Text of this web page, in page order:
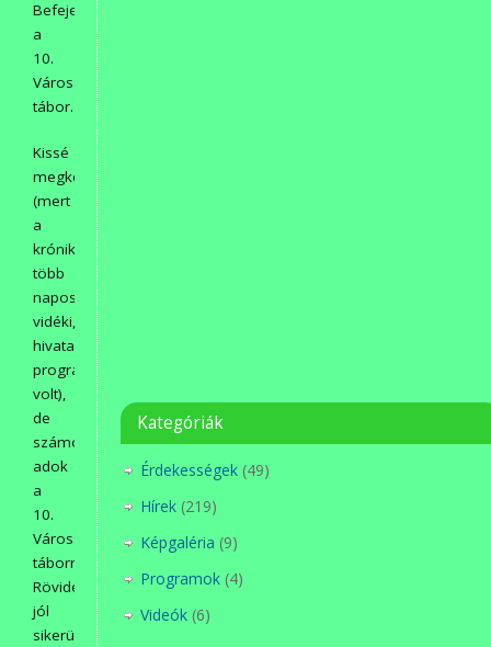
Befejeződött
a
10.
Városszépítő
tábor.
Kissé
megkésve
(mert
a
krónikásnak
több
napos,
vidéki,
hivatalos
programja
volt),
de
számot
adok
a
10.
Városszépítő
táborról.
Röviden:
jól
sikerült!
Kategóriák
Érdekességek (49)
Hírek (219)
Képgaléria (9)
Programok (4)
Videók (6)